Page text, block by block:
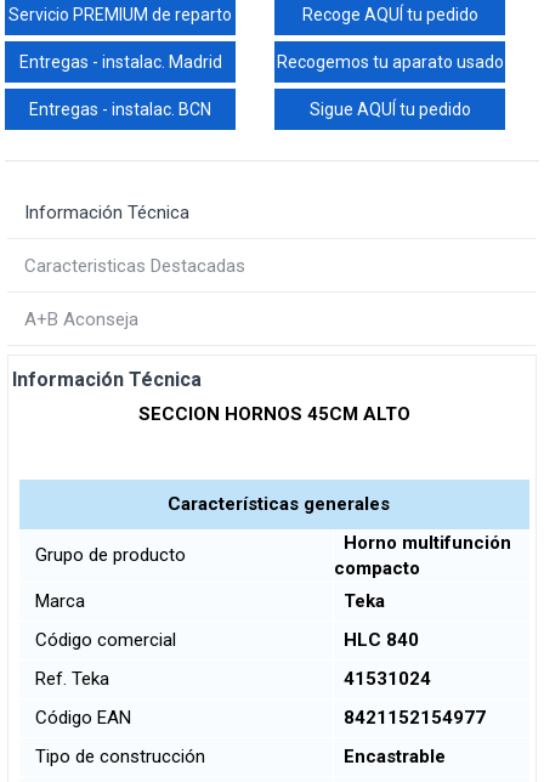
Servicio PREMIUM de reparto Recoge AQUÍ tu pedido
Entregas - instalac. Madrid Recogemos tu aparato usado
Entregas - instalac. BCN Sigue AQUÍ tu pedido
Información Técnica
Caracteristicas Destacadas
A+B Aconseja
Información Técnica
SECCION HORNOS 45CM ALTO
Características generales
Grupo de producto
Horno multifunción
compacto
Marca
Teka
Código comercial
HLC 840
Ref. Teka
41531024
Código EAN
8421152154977
Tipo de construcción
Encastrable